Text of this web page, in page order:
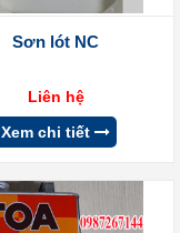
Sơn lót NC
Liên hệ
Xem chi tiết